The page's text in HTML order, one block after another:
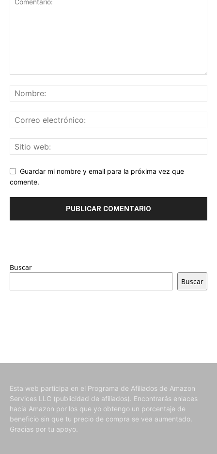
Guardar mi nombre y email para la próxima vez que
comente.
Buscar
Buscar
Esta web participa en el Programa de Afiliados de Amazon
Services LLC (publicidad de afiliados). Encontrarás enlaces
hacia Amazon por los que yo obtengo un porcentaje de
beneficio sin que tu precio de compra se vea aumentado.
Gracias por tu apoyo.